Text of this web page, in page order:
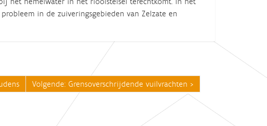
in de zuiveringsgebieden van Zelzate en
Volgende: Grensoverschrijdende vuilvrachten